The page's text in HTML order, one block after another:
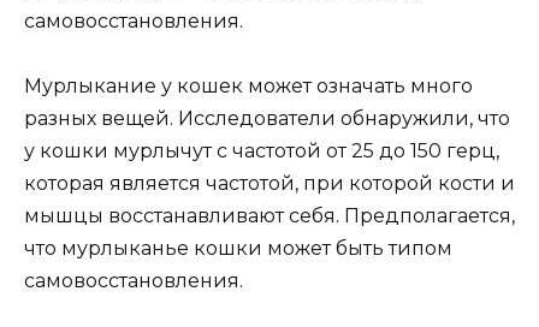
самовосстановления.
Мурлыкание у кошек может означать много
разных вещей. Исследователи обнаружили, что
у кошки мурлычут с частотой от 25 до 150 герц,
которая является частотой, при которой кости и
мышцы восстанавливают себя. Предполагается,
что мурлыканье кошки может быть типом
самовосстановления.